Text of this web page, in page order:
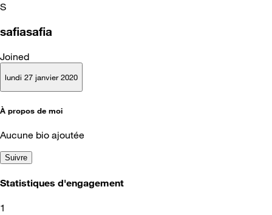
S
safiasafia
Joined
lundi 27 janvier 2020
À propos de moi
Aucune bio ajoutée
Suivre
Statistiques d'engagement
1